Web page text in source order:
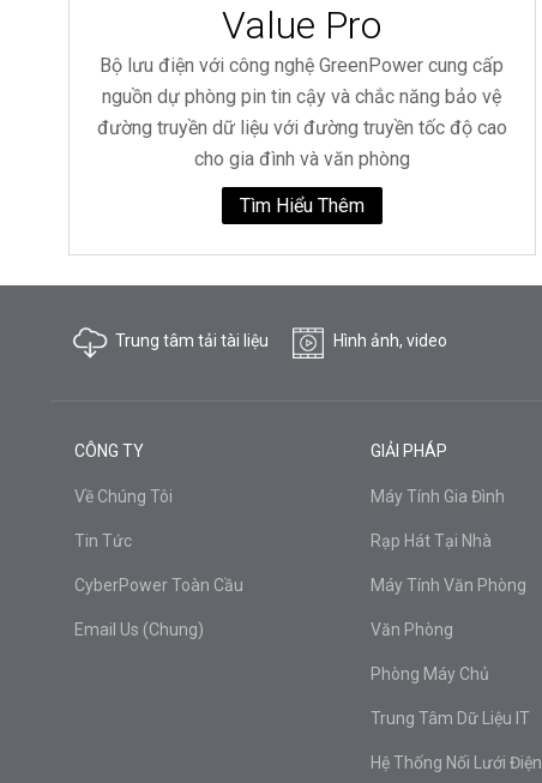
Value Pro
Bộ lưu điện với công nghệ GreenPower cung cấp
nguồn dự phòng pin tin cậy và chắc năng bảo vệ
đường truyền dữ liệu với đường truyền tốc độ cao
cho gia đình và văn phòng
Tìm Hiểu Thêm
Trung tâm tải tài liệu Hình ảnh, video
CÔNG TY
Về Chúng Tôi
Tin Tức
CyberPower Toàn Cầu
Email Us (Chung)
GIẢI PHÁP
Máy Tính Gia Đình
Rạp Hát Tại Nhà
Máy Tính Văn Phòng
Văn Phòng
Phòng Máy Chủ
Trung Tâm Dữ Liệu IT
Hệ Thống Nối Lưới Điện